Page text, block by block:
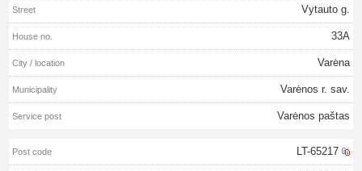
Vytauto g.
33A
Varėna
Varėnos r. sav.
Varėnos paštas
LT-65217